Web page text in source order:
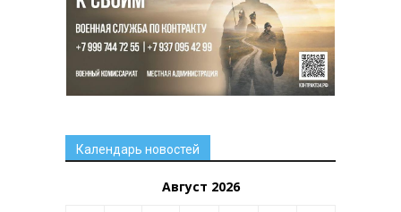
Календарь новостей
Август 2026